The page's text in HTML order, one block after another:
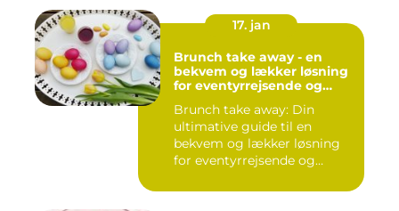
17. jan
Brunch take away - en
bekvem og lækker løsning
for eventyrrejsende og
Brunch take away: Din
ultimative guide til en
bekvem og lækker løsning
for eventyrrejsende og